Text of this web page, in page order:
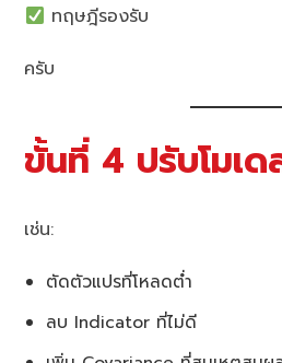
ทฤษฎีรองรับ
ครับ
ขั้นที่ 4 ปรับโมเด
เช่น:
ตัดตัวแปรที่โหลดต่ำ
ลบ Indicator ที่ไม่ดี